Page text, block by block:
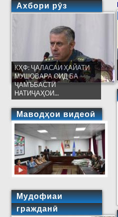
Ахбори рӯз
КҲФ: ҶАЛАСАИ ҲАЙАТИ
МУШОВАРА ОИД БА
ҶАМЪБАСТИ
НАТИҶАҲОИ...
Маводҳои видеоӣ
Мудофиаи
гражданӣ